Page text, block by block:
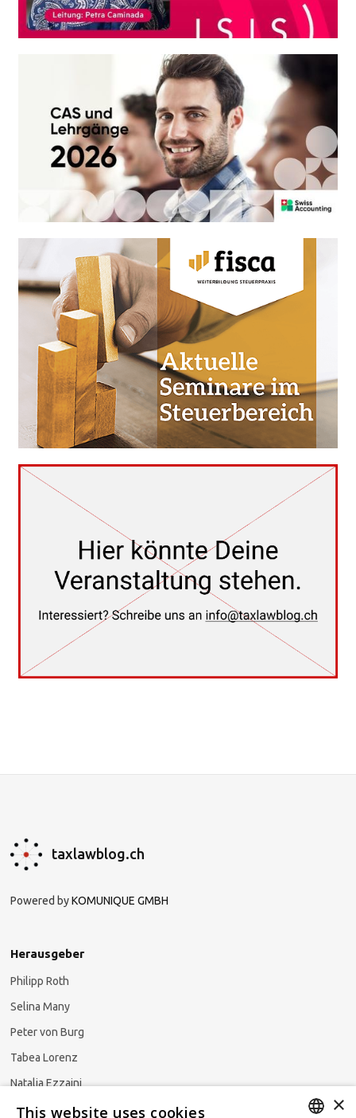
taxlawblog.ch
Powered byKOMUNIQUE GMBH
Herausgeber
Philipp Roth
Selina Many
Peter von Burg
Tabea Lorenz
Natalja Ezzaini
×
This website uses cookies